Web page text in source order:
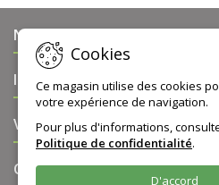
NOTRE OFFRE
INFORMATIONS
VOTRE COMPTE
CONTACT
Cookies
Ce magasin utilise des cookies
votre expérience de navigation.
Pour plus d'informations,
Politique de confidentialité.
D'accord